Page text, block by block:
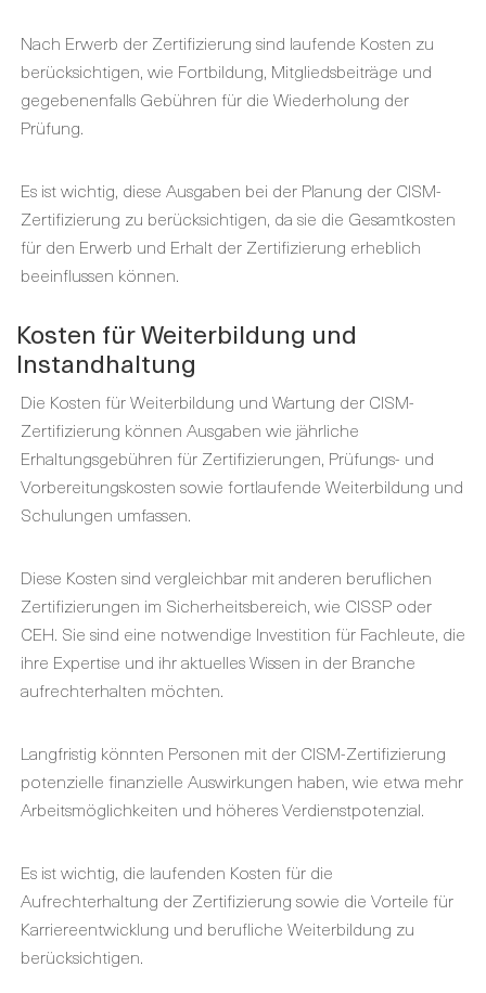
Nach Erwerb der Zertifizierung sind laufende Kosten zu
berücksichtigen, wie Fortbildung, Mitgliedsbeiträge und
gegebenenfalls Gebühren für die Wiederholung der
Prüfung.
Es ist wichtig, diese Ausgaben bei der Planung der CISM-
Zertifizierung zu berücksichtigen, da sie die Gesamtkosten
für den Erwerb und Erhalt der Zertifizierung erheblich
beeinflussen können.
Kosten für Weiterbildung und
Instandhaltung
Die Kosten für Weiterbildung und Wartung der CISM-
Zertifizierung können Ausgaben wie jährliche
Erhaltungsgebühren für Zertifizierungen, Prüfungs- und
Vorbereitungskosten sowie fortlaufende Weiterbildung und
Schulungen umfassen.
Diese Kosten sind vergleichbar mit anderen beruflichen
Zertifizierungen im Sicherheitsbereich, wie CISSP oder
CEH. Sie sind eine notwendige Investition für Fachleute, die
ihre Expertise und ihr aktuelles Wissen in der Branche
aufrechterhalten möchten.
Langfristig könnten Personen mit der CISM-Zertifizierung
potenzielle finanzielle Auswirkungen haben, wie etwa mehr
Arbeitsmöglichkeiten und höheres Verdienstpotenzial.
Es ist wichtig, die laufenden Kosten für die
Aufrechterhaltung der Zertifizierung sowie die Vorteile für
Karriereentwicklung und berufliche Weiterbildung zu
berücksichtigen.